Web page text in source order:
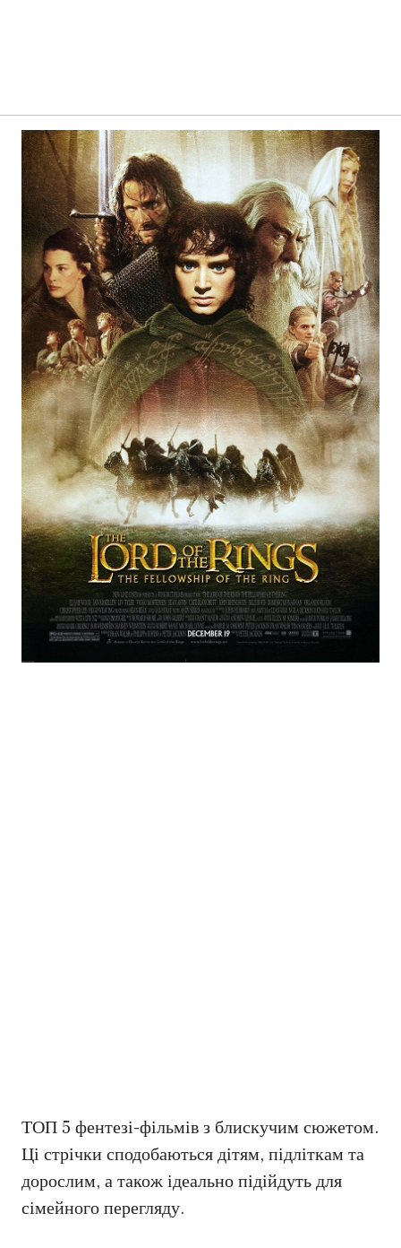
ТОП 5 фентезі-фільмів з блискучим сюжетом.
Ці стрічки сподобаються дітям, підліткам та
дорослим, а також ідеально підійдуть для
сімейного перегляду.